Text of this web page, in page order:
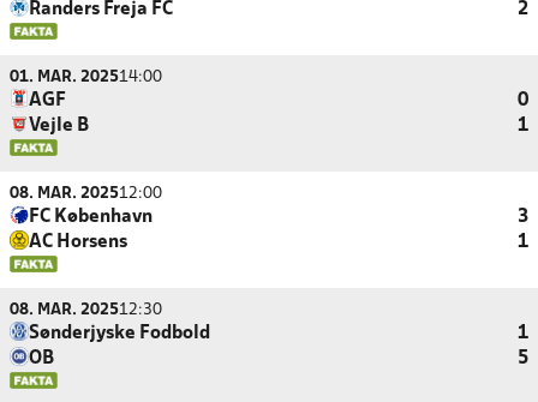
Randers Freja FC
2
01. MAR. 202514:00
AGF
0
Vejle B
1
08. MAR. 202512:00
FC København
3
AC Horsens
1
08. MAR. 202512:30
Sønderjyske Fodbold
1
OB
5